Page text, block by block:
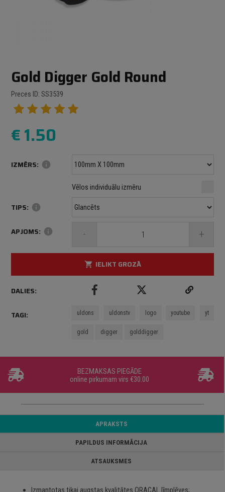
Gold Digger Gold Round
Preces ID: SS3539
€1.50
IZMĒRS: info
mm mm
Maksimālais izmērs: 1000 mm
Vēlos individuālu izmēru
TIPS: info
APJOMS: info - +
shopping_cart IELIKT GROZĀ
DALIES:
TAGI: uldons uldonstv logo youtube yt
gold digger golddigger
BEZMAKSAS PIEGĀDE
online pirkumam virs €30.00
APRAKSTS
PAPILDUS INFORMĀCIJA
ATSAUKSMES
Izmantotas tikai augstas kvalitātes ORACAL līmplēves;